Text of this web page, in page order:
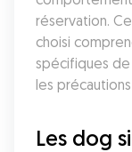
réservation.
choisi
spécifiques
les
Les dog